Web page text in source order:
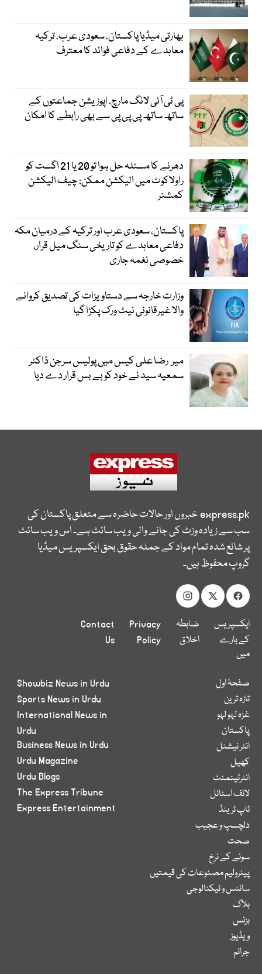
بھارتی میڈیا پاکستان، سعودی عرب، ترکیہ
معاہدے کے دفاعی فوائد کا معترف
پی ٹی آئی لانگ مارچ، اپوزیشن جماعتوں کے
ساتھ ساتھ پی پی پی سے بھی رابطے کا امکان
دھرنے کا مسئلہ حل ہوا تو 20 یا 21 اگست کو
راولاکوٹ میں الیکشن ممکن: چیف الیکشن
کمشنر
پاکستان، سعودی عرب اور ترکیہ کے درمیان مکہ
دفاعی معاہدے کو تاریخی سنگ میل قرار،
خصوصی نغمہ جاری
وزارت خارجہ سے دستاویزات کی تصدیق کروانے
والا غیرقانونی نیٹ ورک پکڑا گیا
میر رضا علی کیس میں پولیس سرجن ڈاکٹر
سمعیہ سید نے خود کو بے بس قرار دے دیا
express.pkخبروں اور حالات حاضرہ سے متعلق پاکستان کی
سب سے زیادہ وزٹ کی جانے والی ویب سائٹ ہے۔ اس ویب سائٹ
پر شائع شدہ تمام مواد کے جملہ حقوق بحق ایکسپریس میڈیا
گروپ محفوظ ہیں۔
ایکسپریس
کے بارے
میں
ضابطہ
اخلاق
Privacy
Policy
Contact
Us
صفحۂ اول
تازہ ترین
غزہ لہو لہو
پاکستان
انٹر نیشنل
کھیل
انٹرٹینمنٹ
لائف اسٹائل
ٹاپ ٹرینڈ
دلچسپ و عجیب
صحت
سونے کے نرخ
پیٹرولیم مصنوعات کی قیمتیں
سائنس و ٹیکنالوجی
بلاگ
بزنس
ویڈیوز
جرائم
Showbiz News in Urdu
Sports News in Urdu
International News in
Urdu
Business News in Urdu
Urdu Magazine
Urdu Blogs
The Express Tribune
Express Entertainment